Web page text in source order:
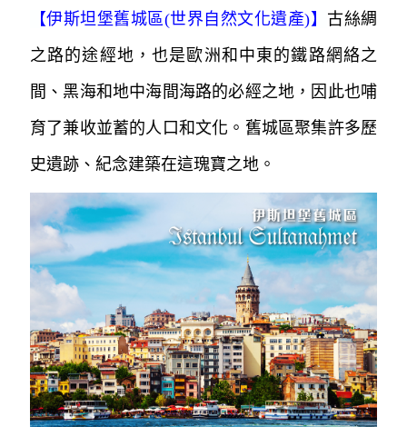
【伊斯坦堡舊城區(世界自然文化遺產)】 古絲綢
之路的途經地，也是歐洲和中東的鐵路網絡之
間、黑海和地中海間海路的必經之地，因此也哺
育了兼收並蓄的人口和文化。舊城區聚集許多歷
史遺跡、紀念建築在這瑰寶之地。